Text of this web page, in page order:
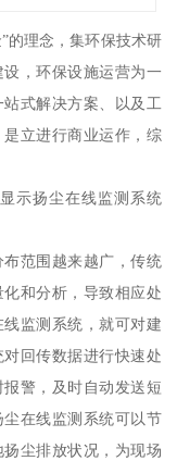
的理念，集环保技术研
，环保设施运营为一
式解决方案、以及工
立进行商业运作，综
示扬尘在线监测系统
范围越来越广，传统
和分析，导致相应处
监测系统，就可对建
回传数据进行快速处
警，及时自动发送短
在线监测系统可以节
尘排放状况，为现场